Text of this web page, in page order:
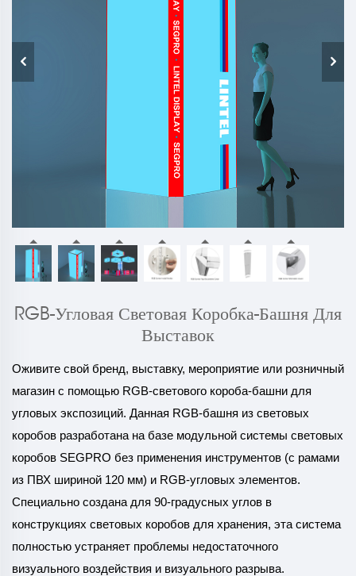
RGB-Угловая Световая Коробка-Башня Для
Выставок
Оживите свой бренд, выставку, мероприятие или розничный
магазин с помощью RGB-светового короба-башни для
угловых экспозиций. Данная RGB-башня из световых
коробов разработана на базе модульной системы световых
коробов SEGPRO без применения инструментов (с рамами
из ПВХ шириной 120 мм) и RGB-угловых элементов.
Специально создана для 90-градусных углов в
конструкциях световых коробов для хранения, эта система
полностью устраняет проблемы недостаточного
визуального воздействия и визуального разрыва.